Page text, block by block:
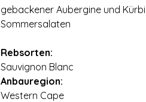
gebackener Aubergine und
Sommersalaten
Rebsorten:
Sauvignon Blanc
Anbauregion:
Western Cape